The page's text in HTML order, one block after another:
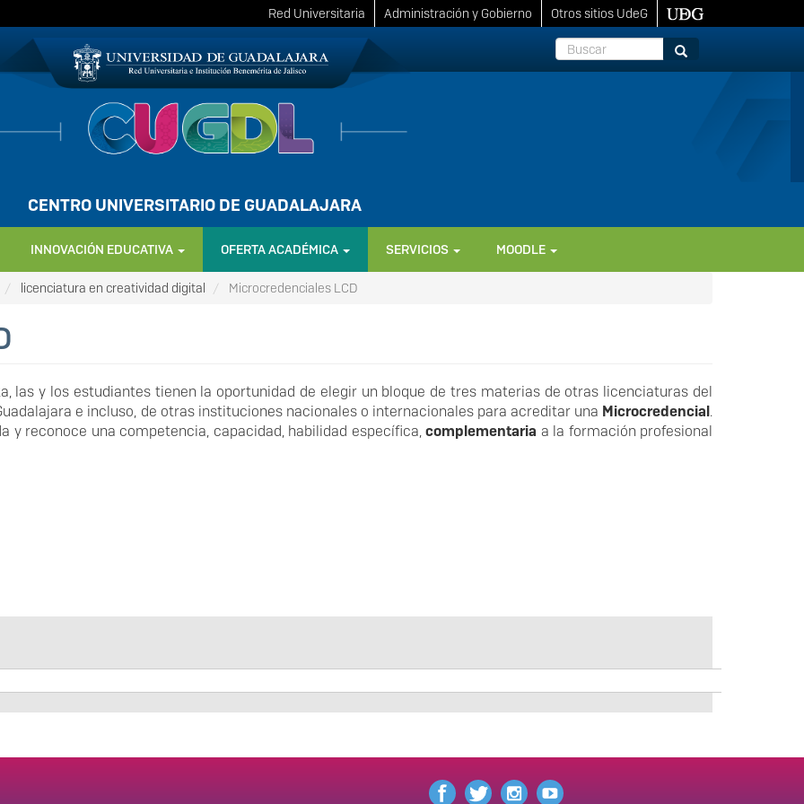
Red Universitaria Administración y Gobierno
Otros sitios UdeG
Buscar
Buscar
CENTRO UNIVERSITARIO DE GUADALAJARA
INNOVACIÓN EDUCATIVA OFERTA ACADÉMICA SERVICIOS MOODLE
licenciatura en creatividad digital Microcredenciales LCD
las y los estudiantes tienen la oportunidad de elegir un bloque de tres materias de otras licenciaturas del
e incluso, de otras instituciones nacionales o internacionales para acreditar una Microcredencial.
y reconoce una competencia, capacidad, habilidad específica,complementaria a la formación profesional
Enlaces de interés